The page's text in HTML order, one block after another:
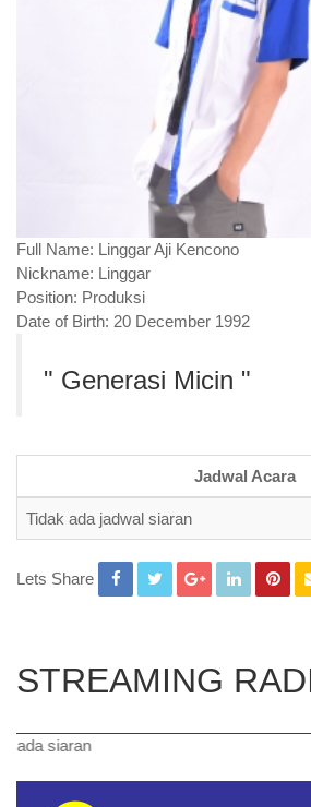
Full Name: Linggar Aji Kencono
Nickname: Linggar
Position: Produksi
Date of Birth: 20 December 1992
" Generasi Micin "
Jadwal Acara
Tidak ada jadwal siaran
Lets Share
STREAMING
siaran